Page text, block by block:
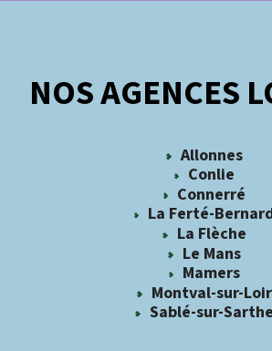
NOS AGENCES
Allonnes
Conlie
Connerré
La Ferté-
La Flèche
Le Mans
Mamers
Montval-sur-Loir
Sablé-sur-Sarthe